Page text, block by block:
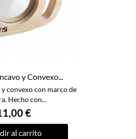
y Convexo...
convexo con marco de
Hecho con...
€
al carrito